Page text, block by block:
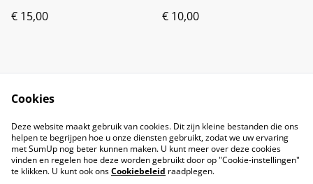
€ 15,00
€ 10,00
Cookies
Deze website maakt gebruik van cookies. Dit zijn kleine bestanden die ons
helpen te begrijpen hoe u onze diensten gebruikt, zodat we uw ervaring
met SumUp nog beter kunnen maken. U kunt meer over deze cookies
vinden en regelen hoe deze worden gebruikt door op "Cookie-instellingen"
te klikken. U kunt ook onsCookiebeleid raadplegen.